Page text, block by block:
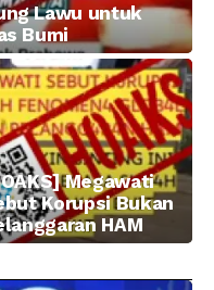
Lawu untuk
Bumi
Megawati
Korupsi Bukan
HAM